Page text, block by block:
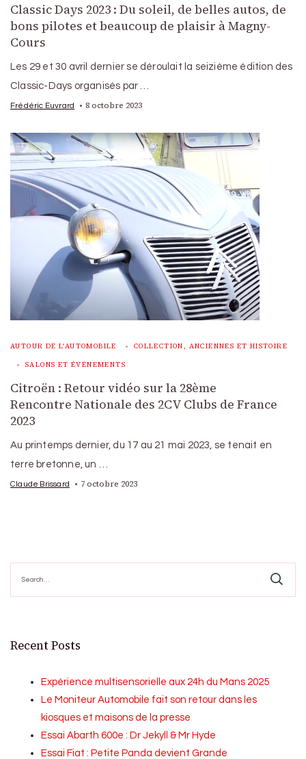
Classic Days 2023 : Du soleil, de belles autos, de
bons pilotes et beaucoup de plaisir à Magny-
Cours
Les 29 et 30 avril dernier se déroulait la seizième édition des
Classic-Days organisés par …
Frédéric Euvrard 8 octobre 2023
AUTOUR DE L'AUTOMOBILE COLLECTION, ANCIENNES ET HISTOIRE
SALONS ET ÉVÉNEMENTS
Citroën : Retour vidéo sur la 28ème
Rencontre Nationale des 2CV Clubs de France
2023
Au printemps dernier, du 17 au 21 mai 2023, se tenait en
terre bretonne, un …
Claude Brissard 7 octobre 2023
for:
Recent Posts
Expérience multisensorielle aux 24h du Mans 2025
Le Moniteur Automobile fait son retour dans les
kiosques et maisons de la presse
Essai Abarth 600e : Dr Jekyll & Mr Hyde
Essai Fiat : Petite Panda devient Grande